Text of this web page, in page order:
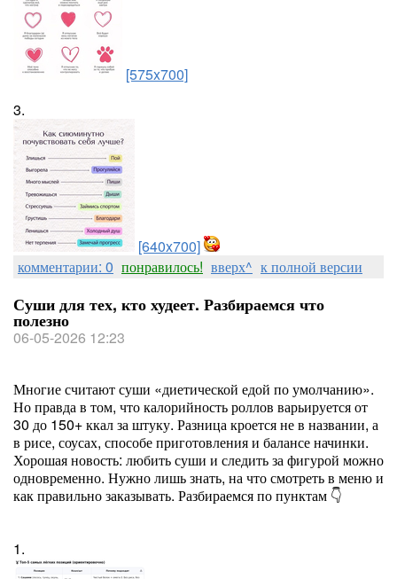
[575x700]
3.
[640x700]
комментарии: 0 понравилось! вверх^ к полной версии
Суши для тех, кто худеет. Разбираемся что
полезно
06-05-2026 12:23
Многие считают суши «диетической едой по умолчанию».
Но правда в том, что калорийность роллов варьируется от
30 до 150+ ккал за штуку. Разница кроется не в названии, а
в рисе, соусах, способе приготовления и балансе начинки.
Хорошая новость: любить суши и следить за фигурой можно
одновременно. Нужно лишь знать, на что смотреть в меню и
как правильно заказывать. Разбираемся по пунктам 👇
1.